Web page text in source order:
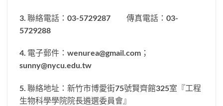
3. 聯絡電話：03-5729287 傳真電話：03-
5729288
4. 電子郵件：wenurea@gmail.com；
sunny@nycu.edu.tw
5. 聯絡地址：新竹市博愛街75號賢齊館325室『工程
生物科學學院院長遴選委員會』